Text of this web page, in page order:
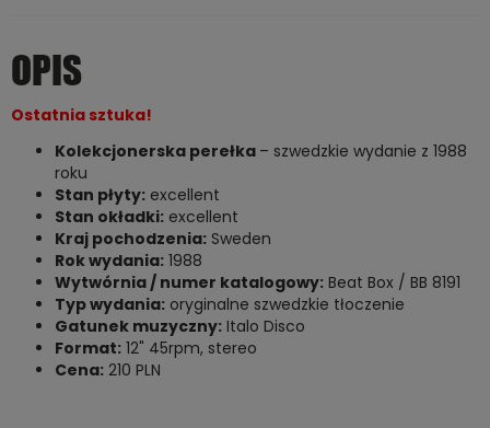
OPIS
Ostatnia sztuka!
Kolekcjonerska perełka – szwedzkie wydanie z 1988
roku
Stan płyty: excellent
Stan okładki: excellent
Kraj pochodzenia: Sweden
Rok wydania: 1988
Wytwórnia / numer katalogowy: Beat Box / BB 8191
Typ wydania: oryginalne szwedzkie tłoczenie
Gatunek muzyczny: Italo Disco
Format: 12" 45rpm, stereo
Cena: 210 PLN